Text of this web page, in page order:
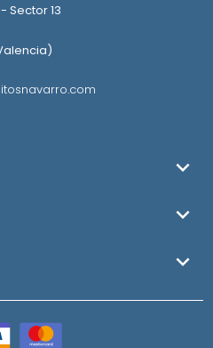
Sector 13


